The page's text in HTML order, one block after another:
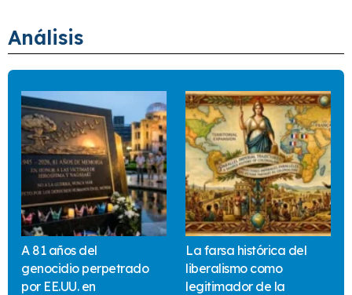
Análisis
A 81 años del
genocidio perpetrado
por EE.UU. en
La farsa histórica del
liberalismo como
legitimador de la